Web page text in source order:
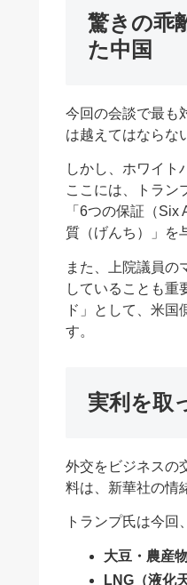
驚きの乖
た中国
今回の会談で最も
は越えてはならな
しかし、ホワイト
ここには、トラン
「6つの保証（
質（げんち）」を
また、上院議員の
していることも重
ド」として、米
す。
実利を取
外交をビジネスの
料は、新華社の情
トランプ氏は今
大豆・農産
LNG（液化